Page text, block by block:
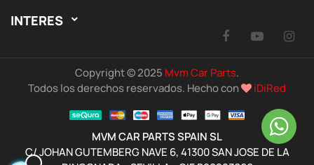
INTERES 
Facebook
Copyright © 2025 Mvm Car Parts.
Todos los derechos reservados. Hecho con
iDiRed
MVM CAR PARTS SPAIN SL
C/ JOHAN GUTEMBERG NAVE 6, 41300 SAN JOSE DE LA